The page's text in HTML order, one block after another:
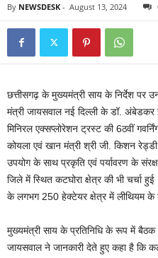
By NEWSDESK - August 13, 2024
छत्तीसगढ़ के मुख्यमंत्री साय के निर्देश पर
मंत्री जायसवाल नई दिल्ली के डॉ.
मिनिरल एक्सप्लोरेशन ट्रस्ट की 6ठवीं
कोयला एवं खान मंत्री श्री जी. किशन
उपयोग के साथ प्रकृति एवं पर्यावरण के
जिले में स्थित कटघोरा क्षेत्र की भी चर्चा
के लगभग 250 हेक्टेयर क्षेत्र में लीथियम के
मुख्यमंत्री साय के प्रतिनिधि के रूप में बैठक
जायसवाल ने जानकारी देते हुए कहा है कि